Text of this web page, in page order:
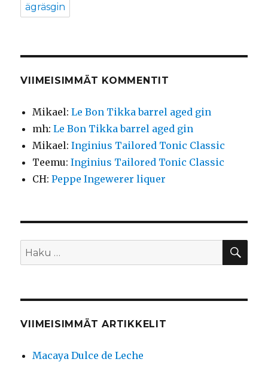
ägräsgin
VIIMEISIMMÄT KOMMENTIT
Mikael:Le Bon Tikka barrel aged gin
mh:Le Bon Tikka barrel aged gin
Mikael:Inginius Tailored Tonic Classic
Teemu:Inginius Tailored Tonic Classic
CH:Peppe Ingewerer liquer
Etsi:
VIIMEISIMMÄT ARTIKKELIT
Macaya Dulce de Leche